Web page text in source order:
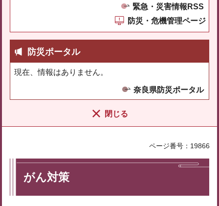
緊急・災害情報RSS
防災・危機管理ページ
防災ポータル
現在、情報はありません。
奈良県防災ポータル
閉じる
ページ番号：19866
がん対策